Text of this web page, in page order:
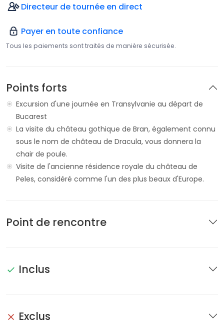
Directeur de tournée en direct
Payer en toute confiance
Tous les paiements sont traités de manière sécurisée.
Points forts
Excursion d'une journée en Transylvanie au départ de
Bucarest
La visite du château gothique de Bran, également connu
sous le nom de château de Dracula, vous donnera la
chair de poule.
Visite de l'ancienne résidence royale du château de
Peles, considéré comme l'un des plus beaux d'Europe.
Point de rencontre
Inclus
Exclus